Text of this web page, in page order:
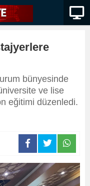
bünyesinde
ve lise
eğitimi düzenledi.